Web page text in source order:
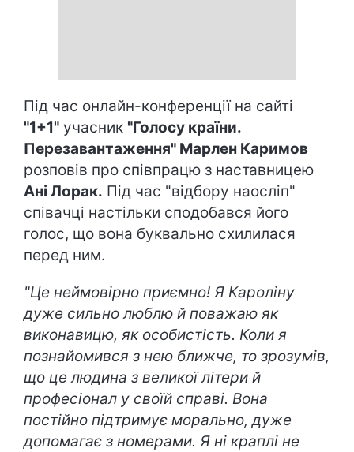
Під час онлайн-конференції на сайті
"1+1" учасник "Голосу країни.
Перезавантаження" Марлен Каримов
розповів про співпрацю з наставницею
Ані Лорак. Під час "відбору наосліп"
співачці настільки сподобався його
голос, що вона буквально схилилася
перед ним.
"Це неймовірно приємно! Я Кароліну
дуже сильно люблю й поважаю як
виконавицю, як особистість. Коли я
познайомився з нею ближче, то зрозумів,
що це людина з великої літери й
професіонал у своїй справі. Вона
постійно підтримує морально, дуже
допомагає з номерами. Я ні краплі не